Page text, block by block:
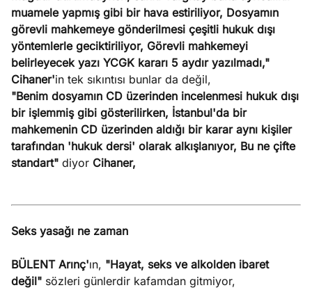
muamele yapmış gibi bir hava estiriliyor, Dosyamın
görevli mahkemeye gönderilmesi çeşitli hukuk dışı
yöntemlerle geciktiriliyor, Görevli mahkemeyi
belirleyecek yazı YCGK kararı 5 aydır yazılmadı,"
Cihaner'in tek sıkıntısı bunlar da değil,
"Benim dosyamın CD üzerinden incelenmesi hukuk dışı
bir işlemmiş gibi gösterilirken, İstanbul'da bir
mahkemenin CD üzerinden aldığı bir karar aynı kişiler
tarafından 'hukuk dersi' olarak alkışlanıyor, Bu ne çifte
standart" diyor Cihaner,
Seks yasağı ne zaman
BÜLENT Arınç'ın, "Hayat, seks ve alkolden ibaret
değil" sözleri günlerdir kafamdan gitmiyor,